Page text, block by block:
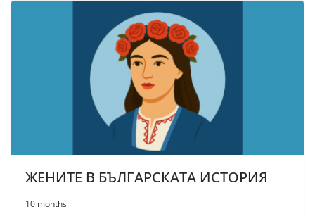
ЖЕНИТЕ В БЪЛГАРСКАТА ИСТОРИЯ
10 months